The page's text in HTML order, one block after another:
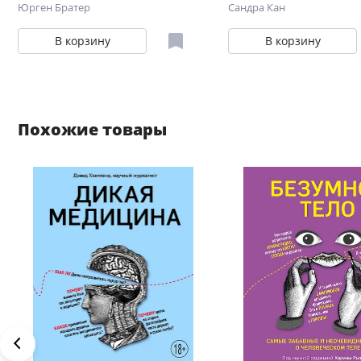
врачей
Юрген Братер
В корзину
неправильный прикус,
челюсти
Сандра Кан
В корзину
Похожие товары